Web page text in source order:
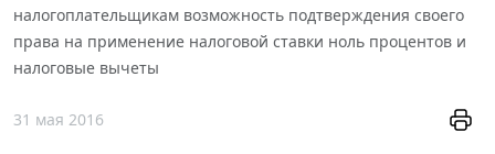
налогоплательщикам возможность подтверждения своего
права на применение налоговой ставки ноль процентов и
налоговые вычеты
31 мая 2016